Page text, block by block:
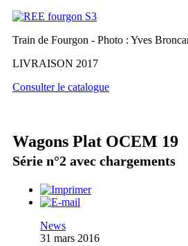
Train de Fourgon - Photo : Yves
LIVRAISON 2017
Consulter le catalogue
Wagons Plat OCEM 19
Série n°2 avec chargements
News
31 mars 2016